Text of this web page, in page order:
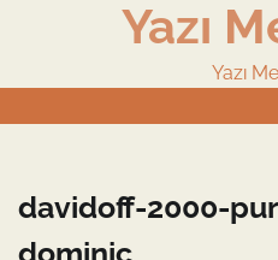
Yazı
Yazı
davidoff-2000-
dominic